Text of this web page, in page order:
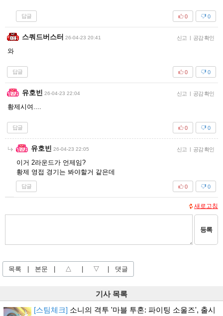
답글 0
0
스쿼드버스터 26-04-23 20:41 신고 | 공감 확인
와
답글 0
0
유호빈 26-04-23 22:04 신고 | 공감 확인
황제시여....
답글 0
0
유호빈 26-04-23 22:05 신고 | 공감 확인
이거 2라운드가 언제임?
황제 영접 경기는 봐야할거 같은데
답글 0
0
새로고침
등록
목록 본문 △ ▽ 댓글
기사 목록
[스팀체크] 소니의 격투 '마블 투혼: 파이팅 소울즈', 출시